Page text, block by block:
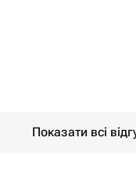
Показати всі